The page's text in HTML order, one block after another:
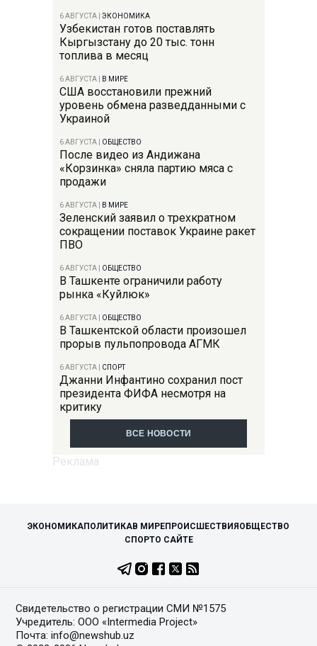
6 АВГУСТА ЭКОНОМИКА
Узбекистан готов поставлять
Кыргызстану до 20 тыс. тонн
топлива в месяц
6 АВГУСТА В МИРЕ
США восстановили прежний
уровень обмена разведданными с
Украиной
6 АВГУСТА ОБЩЕСТВО
После видео из Андижана
«Корзинка» сняла партию мяса с
продажи
6 АВГУСТА В МИРЕ
Зеленский заявил о трехкратном
сокращении поставок Украине ракет
ПВО
6 АВГУСТА ОБЩЕСТВО
В Ташкенте ограничили работу
рынка «Куйлюк»
6 АВГУСТА ОБЩЕСТВО
В Ташкентской области произошел
прорыв пульпопровода АГМК
6 АВГУСТА СПОРТ
Джанни Инфантино сохранил пост
президента ФИФА несмотря на
критику
ВСЕ НОВОСТИ
ЭКОНОМИКАПОЛИТИКАВ МИРЕПРОИСШЕСТВИЯОБЩЕСТВО
СПОРТО САЙТЕ
Свидетельство о регистрации СМИ №1575
Учредитель: ООО «Intermedia Project»
Почта: info@newshub.uz